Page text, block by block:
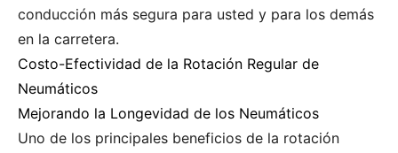
conducción más segura para usted y para los demás
en la carretera.
Costo-Efectividad de la Rotación Regular de
Neumáticos
Mejorando la Longevidad de los Neumáticos
Uno de los principales beneficios de la rotación